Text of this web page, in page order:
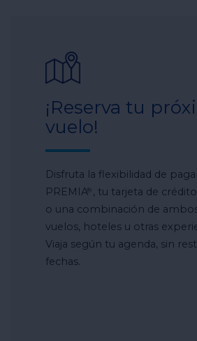
¡Reserva tu
vuelo!
Disfruta la flexibilidad de
PREMIA® , tu tarjeta de
o una combinación de
vuelos, hoteles u otras
Viaja según tu agenda, sin
fechas.